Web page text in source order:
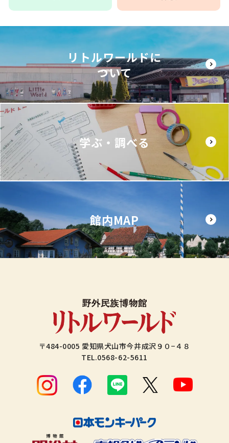
リトルワールドに
ついて
学ぶ・調べる
館内MAP
〒484-0005 愛知県犬山市今井成沢９０−４８
TEL.0568-62-5611